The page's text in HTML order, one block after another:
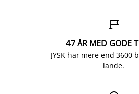

47 ÅR MED GODE
JYSK har mere end 3600
lande.